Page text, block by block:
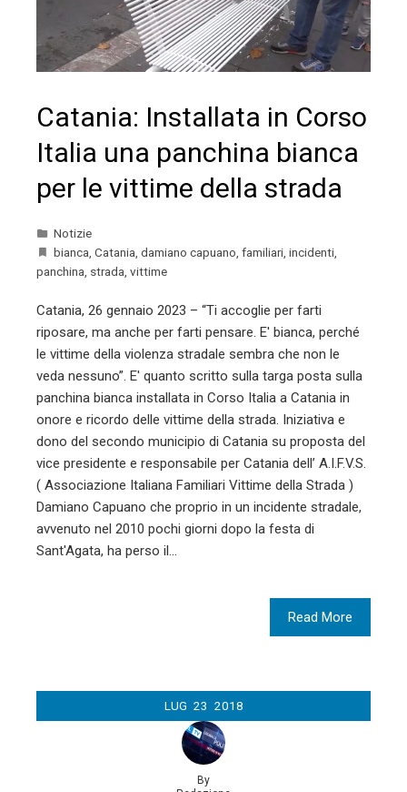
Catania: Installata in Corso
Italia una panchina bianca
per le vittime della strada
Notizie
bianca, Catania, damiano capuano, familiari, incidenti,
panchina, strada, vittime
Catania, 26 gennaio 2023 – “Ti accoglie per farti
riposare, ma anche per farti pensare. E' bianca, perché
le vittime della violenza stradale sembra che non le
veda nessuno”. E' quanto scritto sulla targa posta sulla
panchina bianca installata in Corso Italia a Catania in
onore e ricordo delle vittime della strada. Iniziativa e
dono del secondo municipio di Catania su proposta del
vice presidente e responsabile per Catania dell’ A.I.F.V.S.
( Associazione Italiana Familiari Vittime della Strada )
Damiano Capuano che proprio in un incidente stradale,
avvenuto nel 2010 pochi giorni dopo la festa di
Sant'Agata, ha perso il…
Read More
LUG 23 2018
By